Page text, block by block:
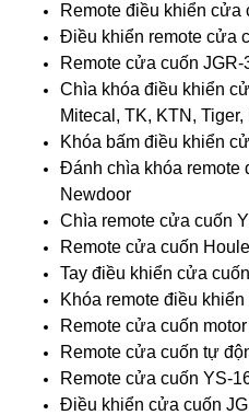
Remote điều khiển cửa
Điều khiển remote cửa
Remote cửa cuốn JGR-
Chìa khóa điều khiển
Mitecal, TK, KTN, Tiger,
Khóa bấm điều khiển
Đánh chìa khóa remote
Newdoor
Chìa remote cửa cuốn
Remote cửa cuốn Houle
Tay điều khiển cửa
Khóa remote điều
Remote cửa cuốn
Remote cửa cuốn tự
Remote cửa cuốn YS-
Điều khiển cửa cuốn